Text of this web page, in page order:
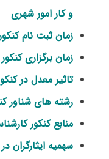
و کار امور شهری
زمان ثبت نام کنکور
زمان برگزاری کنکور
تاثیر معدل در
رشته های شناور
منابع کنکور
سهمیه ایثارگران